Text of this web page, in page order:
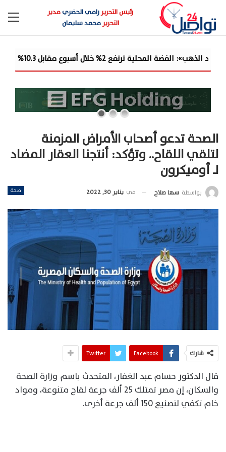
رئيس التحريررامي الحضريمدير
التحريرمحمد سليمان
الصحة تدعو أصحاب الأمراض المزمنة
لتلقي اللقاح.. وتؤكد: أنتجنا العقار المضاد
لـ أوميكرون
صحة بواسطة سها صلاح في يناير 30, 2022
شارك Facebook
Twitter
قال الدكتور حسام عبد الغفار، المتحدث باسم وزارة الصحة
والسكان، إن مصر تمتلك 25 ألف جرعة لقاح متنوعة، ومواد
خام تكفي لتصنيع 150 ألف جرعة أخرى.